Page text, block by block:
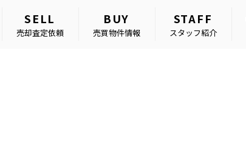
SELL
売却査定依頼
BUY
売買物件情報
STAFF
スタッフ紹介